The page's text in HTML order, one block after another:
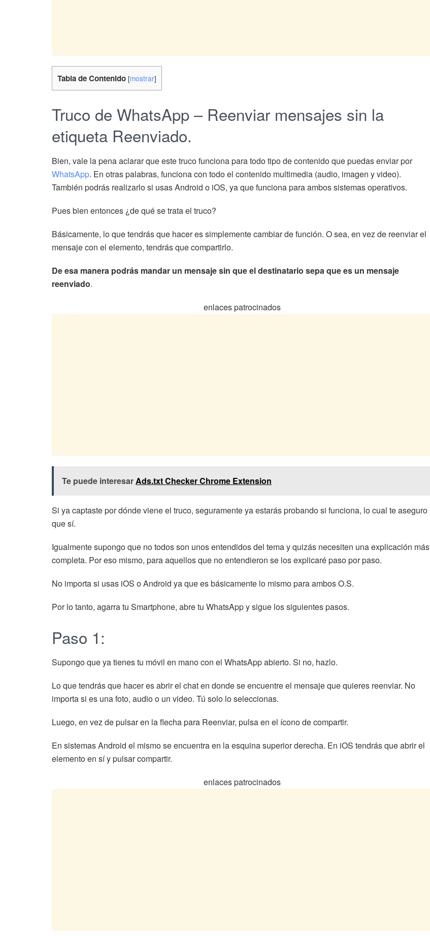
Tabla de Contenido [mostrar]
Truco de WhatsApp – Reenviar mensajes sin la
etiqueta Reenviado.
Bien, vale la pena aclarar que este truco funciona para todo tipo de contenido que puedas enviar por
WhatsApp. En otras palabras, funciona con todo el contenido multimedia (audio, imagen y video).
También podrás realizarlo si usas Android o iOS, ya que funciona para ambos sistemas operativos.
Pues bien entonces ¿de qué se trata el truco?
Básicamente, lo que tendrás que hacer es simplemente cambiar de función. O sea, en vez de reenviar el
mensaje con el elemento, tendrás que compartirlo.
De esa manera podrás mandar un mensaje sin que el destinatario sepa que es un mensaje
reenviado.
enlaces patrocinados
Te puede interesarAds.txt Checker Chrome Extension
Si ya captaste por dónde viene el truco, seguramente ya estarás probando si funciona, lo cual te aseguro
que sí.
Igualmente supongo que no todos son unos entendidos del tema y quizás necesiten una explicación más
completa. Por eso mismo, para aquellos que no entendieron se los explicaré paso por paso.
No importa si usas iOS o Android ya que es básicamente lo mismo para ambos O.S.
Por lo tanto, agarra tu Smartphone, abre tu WhatsApp y sigue los siguientes pasos.
Paso 1:
Supongo que ya tienes tu móvil en mano con el WhatsApp abierto. Si no, hazlo.
Lo que tendrás que hacer es abrir el chat en donde se encuentre el mensaje que quieres reenviar. No
importa si es una foto, audio o un video. Tú solo lo seleccionas.
Luego, en vez de pulsar en la flecha para Reenviar, pulsa en el ícono de compartir.
En sistemas Android el mismo se encuentra en la esquina superior derecha. En iOS tendrás que abrir el
elemento en sí y pulsar compartir.
enlaces patrocinados